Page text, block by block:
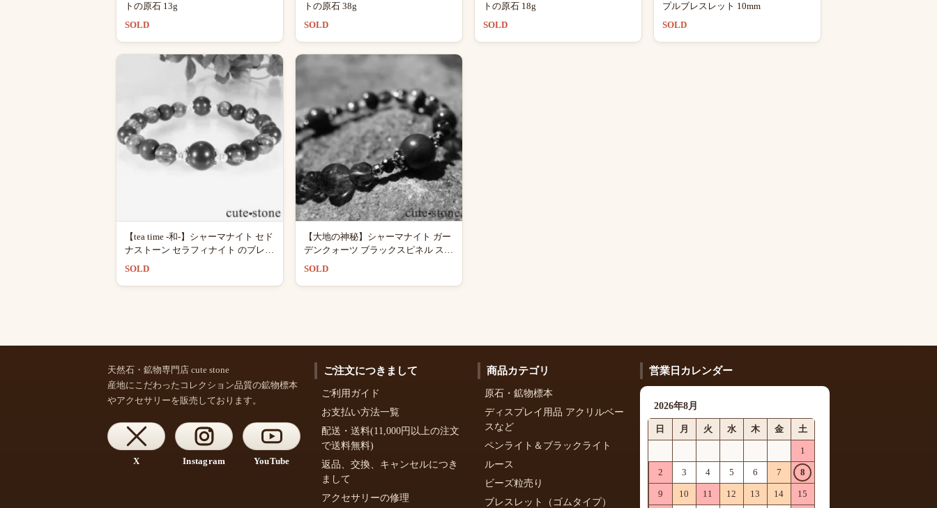
トの原石 13g
SOLD
トの原石 38g
SOLD
トの原石 18g
SOLD
プルブレスレット 10mm
SOLD
【tea time -和-】シャーマナイト セド
ナストーン セラフィナイト のブレス
レット
SOLD
【大地の神秘】シャーマナイト ガー
デンクォーツ ブラックスピネル スモ
ーキークォーツのブレスレット
SOLD
天然石・鉱物専門店 cute stone
産地にこだわったコレクション品質の鉱物標本
やアクセサリーを販売しております。
X Instagram YouTube
ご注文につきまして
ご利用ガイド
お支払い方法一覧
配送・送料(11,000円以上の注文
で送料無料)
返品、交換、キャンセルにつき
まして
アクセサリーの修理
商品カテゴリ
原石・鉱物標本
ディスプレイ用品 アクリルベー
スなど
ペンライト＆ブラックライト
ルース
ビーズ粒売り
ブレスレット（ゴムタイプ）
営業日カレンダー
2026年8月
日 月 火 水 木 金 土
1
2 3 4 5 6 7 8
9 10 11 12 13 14 15